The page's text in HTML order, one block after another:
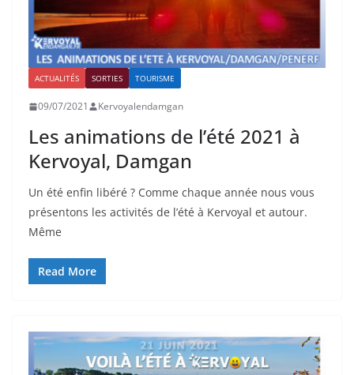
ACTUALITÉS SORTIES TOURISME
09/07/2021 Kervoyalendamgan
Les animations de l’été 2021 à
Kervoyal, Damgan
Un été enfin libéré ? Comme chaque année nous vous
présentons les activités de l’été à Kervoyal et autour.
Même
Read More